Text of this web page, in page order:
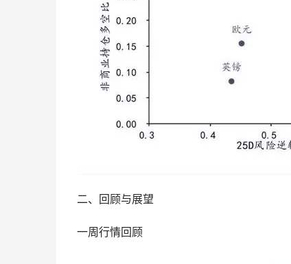
二、回顾与展望
一周行情回顾